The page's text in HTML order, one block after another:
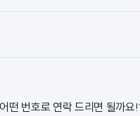
어떤 번호로 연락 드리면 될까요